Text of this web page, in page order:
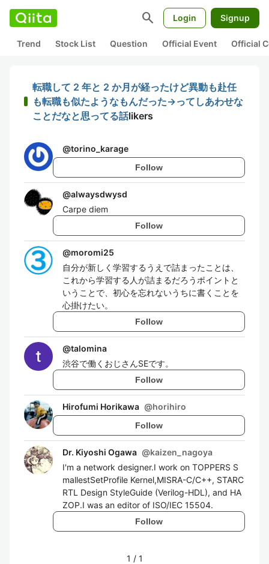
search Login Signup
Trend Stock List Question Official Event Official
転職して 2 年と 2 か月が経ったけど異動も赴任
も転職も似たようなもんだった→ってしあわせな
ことだなと思ってる話likers
@torino_karage
Follow
@alwaysdwysd
Carpe diem
Follow
@moromi25
自分が新しく学習するうえで詰まったことは、
これから学習する人が詰まるだろうポイントと
いうことで、初心を忘れないうちに書くことを
心掛けたい。
Follow
@talomina
渋谷で働くおじさんSEです。
Follow
Hirofumi Horikawa @horihiro
Follow
Dr. Kiyoshi Ogawa @kaizen_nagoya
I'm a network designer.I work on TOPPERS S
mallestSetProfile Kernel,MISRA-C/C++, STARC
RTL Design StyleGuide (Verilog-HDL), and HA
ZOP.I was an editor of ISO/IEC 15504.
Follow
1 / 1